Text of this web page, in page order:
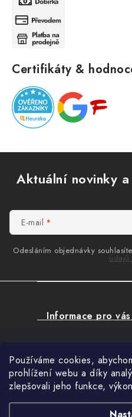
Používáme cookies,
prohlížení webu a díky
zlepšovali jeho funkce,
Certifikáty &
Aktuální novinky
E-mail
Odesláním objednávky
údajů
Z
Informace pro vás
SERVIS
FIRMY, ŠKOLY,
ARTHAS MAGAZÍN
Facebook
Přihlášení